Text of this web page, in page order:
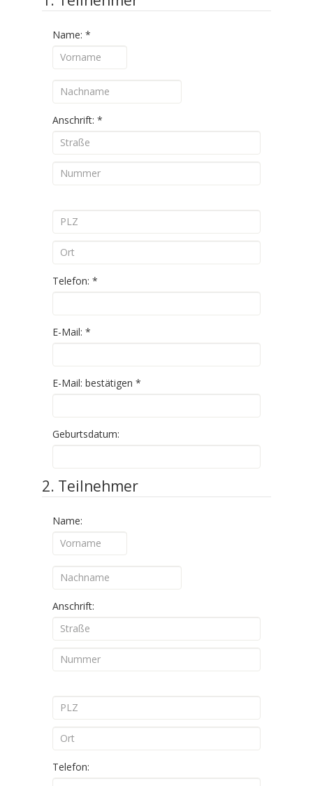
Name: *
Anschrift: *
Telefon: *
E-Mail: *
E-Mail: bestätigen *
Geburtsdatum:
2. Teilnehmer
Name:
Anschrift:
Telefon: